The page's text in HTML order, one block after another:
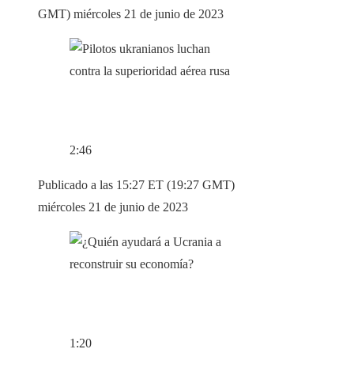
GMT) miércoles 21 de junio de 2023
2:46
Publicado a las 15:27 ET (19:27 GMT)
miércoles 21 de junio de 2023
1:20